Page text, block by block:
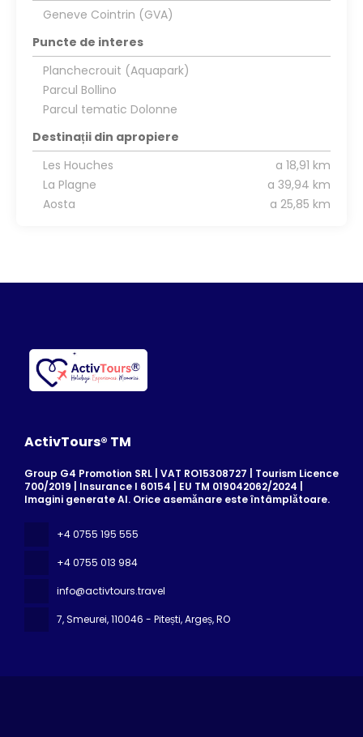
Geneve Cointrin (GVA)
Puncte de interes
Planchecrouit (Aquapark)
Parcul Bollino
Parcul tematic Dolonne
Destinații din apropiere
Les Houches
a 18,91 km
La Plagne
a 39,94 km
Aosta
a 25,85 km
ActivTours® TM
Group G4 Promotion SRL | VAT RO15308727 | Tourism Licence
700/2019 | Insurance I 60154 | EU TM 019042062/2024 |
Imagini generate AI. Orice asemănare este întâmplătoare.
+4 0755 195 555
+4 0755 013 984
info@activtours.travel
7, Smeurei, 110046 - Pitești, Argeș, RO